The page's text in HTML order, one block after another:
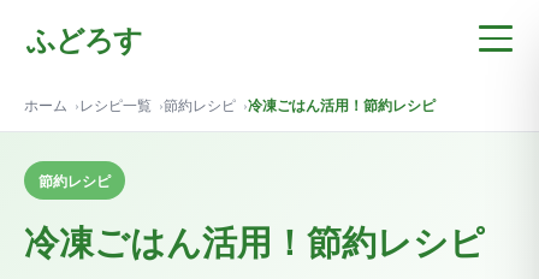
ふどろす
ホーム レシピ一覧 節約レシピ 冷凍ごはん活用！節約レシピ
節約レシピ
冷凍ごはん活用！節約レシピ